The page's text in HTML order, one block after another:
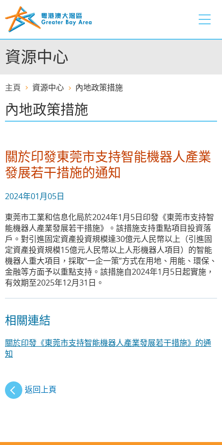
至
容
的
開
資源中心
主頁 資源中心 內地政策措施
內地政策措施
關於印發東莞市支持智能機器人產業
發展若干措施的通知
2024年01月05日
東莞市工業和信息化局於2024年1月5日印發《東莞市支持智
能機器人產業發展若干措施》。該措施支持重點項目投資落
戶。對引進固定資產投資規模達30億元人民幣以上（引進固
定資產投資規模15億元人民幣以上人形機器人項目）的智能
機器人重大項目，採取“一企一策”方式在用地、用能、環保、
金融等方面予以重點支持。該措施自2024年1月5日起實施，
有效期至2025年12月31日。
相關連結
關於印發《東莞市支持智能機器人產業發展若干措施》的通
知
返回上頁